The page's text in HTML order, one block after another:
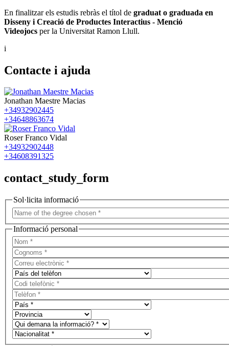
En finalitzar els estudis rebràs el títol de graduat o graduada en
Disseny i Creació de Productes Interactius - Menció
Videojocs per la Universitat Ramon Llull.
i
Contacte i ajuda
Jonathan Maestre Macias
+34932902445
+34648863674
Roser Franco Vidal
+34932902448
+34608391325
contact_study_form
Sol·licita informació
Informació personal